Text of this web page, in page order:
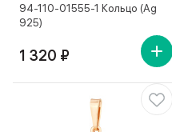
94-110-01555-1 Кольцо (Ag
925)
1 320 ₽